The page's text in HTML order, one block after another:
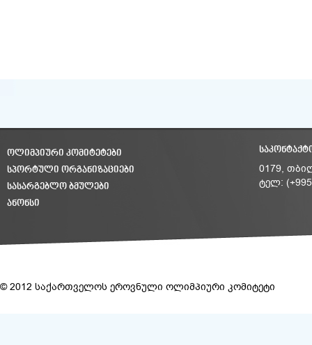
ᲝᲚᲘᲛᲞᲘᲣᲠᲘ ᲙᲝᲛᲘᲢᲔᲢᲔᲑᲘ
ᲡᲞᲝᲠᲢᲣᲚᲘ ᲝᲠᲒᲐᲜᲘᲖᲐᲪᲘᲔᲑᲘ
ᲡᲐᲡᲐᲠᲒᲔᲑᲚᲝ ᲑᲛᲣᲚᲔᲑᲘ
ᲐᲜᲝᲜᲡᲘ
0179,
ტელ: (+995
© 2012 საქართველოს ეროვნული ოლიმპიური კომიტეტი